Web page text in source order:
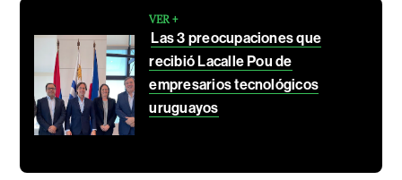
VER +
Las 3 preocupaciones que
recibió Lacalle Pou de
empresarios tecnológicos
uruguayos